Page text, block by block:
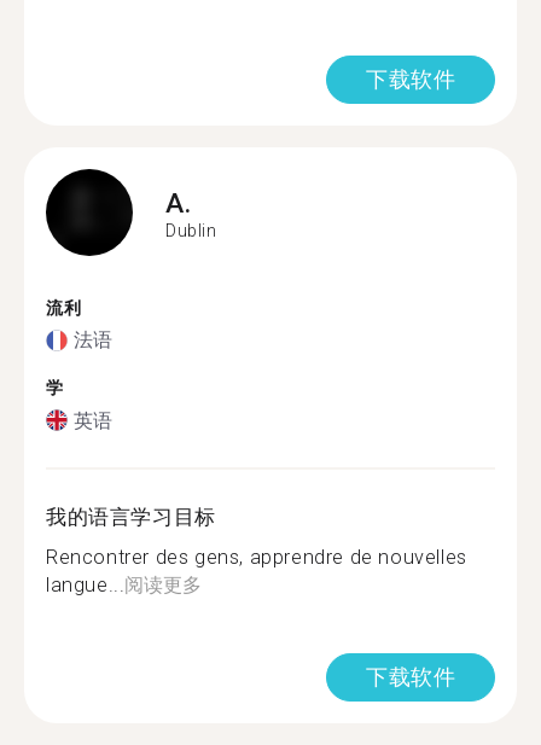
下载软件
A.
Dublin
流利
法语
学
英语
我的语言学习目标
Rencontrer des gens, apprendre de nouvelles
langue... 阅读更多
下载软件